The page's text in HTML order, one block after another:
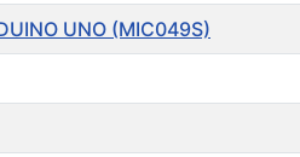
UNO (MIC049S)